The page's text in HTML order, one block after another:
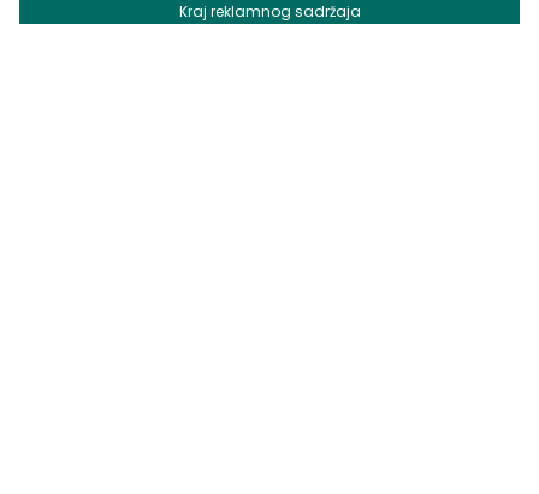
Kraj reklamnog sadržaja